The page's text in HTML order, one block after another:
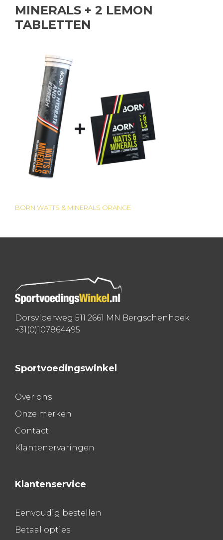
MINERALS + 2 LEMON
TABLETTEN
Bericht
navigatie
BORN WATTS & MINERALS ORANGE
Dorsvloerweg 511 2661 MN Bergschenhoek
+31(0)107864495
Sportvoedingswinkel
Over ons
Onze merken
Contact
Klantenervaringen
Klantenservice
Eenvoudig bestellen
Betaal opties